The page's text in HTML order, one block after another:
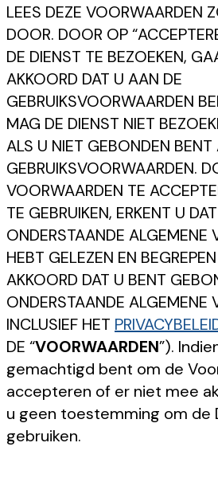
LEES DEZE VOORWAARDEN
DOOR. DOOR OP
DE DIENST TE BEZOEKEN,
AKKOORD DAT U AAN DE
GEBRUIKSVOORWAARDEN
MAG DE DIENST NIET
ALS U NIET GEBONDEN BENT
GEBRUIKSVOORWAARDEN.
VOORWAARDEN TE
TE GEBRUIKEN, ERKENT U
ONDERSTAANDE ALGEMENE
HEBT GELEZEN EN
AKKOORD DAT U BENT
ONDERSTAANDE ALGEMENE
INCLUSIEF HET
DE “VOORWAARDEN”).
gemachtigd bent om de
accepteren of er niet mee
u geen toestemming om de
gebruiken.